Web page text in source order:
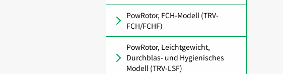
PowRotor, FCH-Modell (TRV-
FCH/FCHF)
PowRotor, Leichtgewicht,
Durchblas- und Hygienisches
Modell (TRV-LSF)